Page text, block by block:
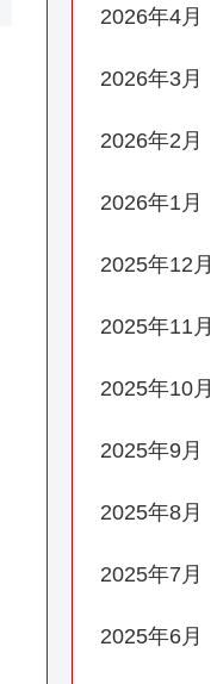
2026年4月
2026年3月
2026年2月
2026年1月
2025年12月
2025年11月
2025年10月
2025年9月
2025年8月
2025年7月
2025年6月